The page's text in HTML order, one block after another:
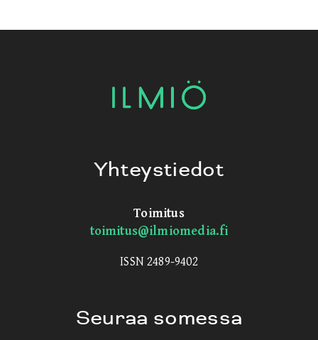
Yhteystiedot
Toimitus
toimitus@ilmiomedia.fi
ISSN 2489-9402
Seuraa somessa